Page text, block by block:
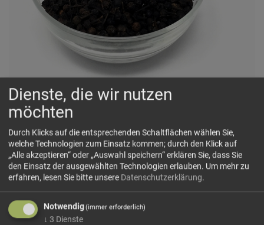
Kubeben-Pfeffer
🌿Pfeffrig warm, kampferartig frisch und fein bitter
🗺 Herkunft
Kubebenpfeffer, auch Stielpfeffer oder Java-Pfeffer
Regionen Indonesiens, besonders von Java und Sumatra.
Die kleinen Beeren sind an ihrem charakteristischen Stiel
Dienste, die wir nutzen
möchten
Durch Klicks auf die entsprechenden Schaltflächen wählen Sie,
welche Technologien zum Einsatz kommen; durch den Klick auf
„Alle akzeptieren“ oder „Auswahl speichern“ erklären Sie, dass Sie
den Einsatz der ausgewählten Technologien erlauben. Um mehr zu
erfahren, lesen Sie bitte unsere Datenschutzerklärung.
Notwendig(immer erforderlich)
↓ 3 Dienste